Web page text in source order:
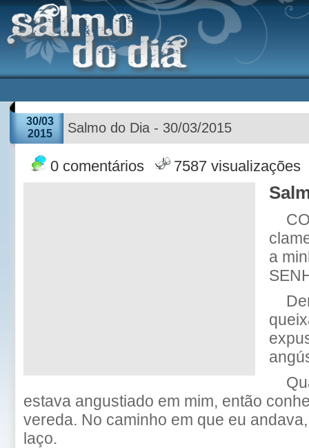
30/03
2015
Salmo do Dia - 30/03/2015
0 comentários 7587 visualizações
a
estava angustiado em mim, então
vereda. No caminho em que eu
laço.